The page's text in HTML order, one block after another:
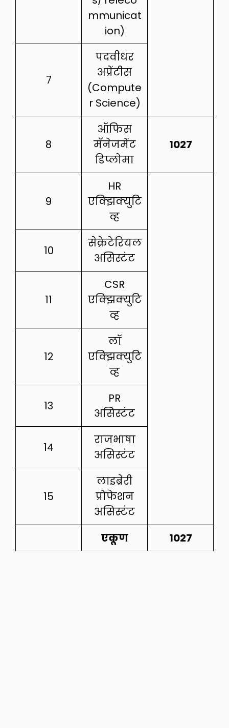
mmunicat
ion)
7
पदवीधर
अप्रेंटीस
(Compute
r Science)
8
ऑफिस
मॅनेजमेंट
डिप्लोमा
1027
9
HR
एक्झिक्युटि
व्ह
10
सेक्रेटेरियल
असिस्टंट
11
CSR
एक्झिक्युटि
व्ह
12
लॉ
एक्झिक्युटि
व्ह
13
PR
असिस्टंट
14
राजभाषा
असिस्टंट
15
लाइब्रेरी
प्रोफेशन
असिस्टंट
एकूण
1027